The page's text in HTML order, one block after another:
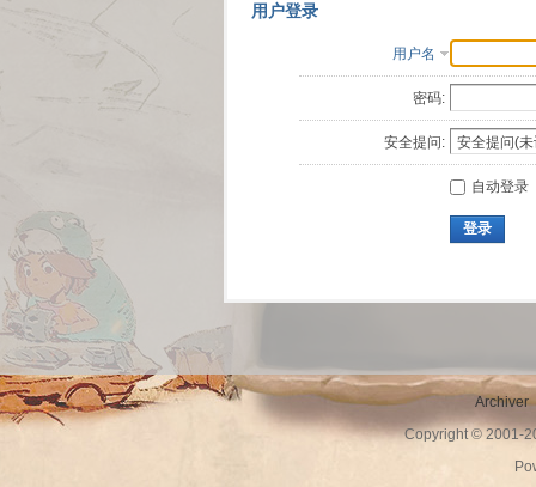
用户登录
用户名
密码:
安全提问:
自动登录
登录
Archiver
Copyright © 2001-